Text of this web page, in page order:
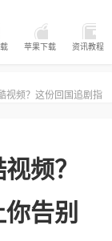
苹果下载 资讯教程
视频？这份回国追剧指
频？
告别